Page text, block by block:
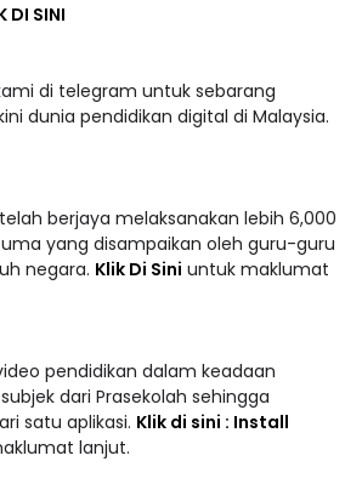
DI SINI
di telegram untuk sebarang
dunia pendidikan digital di Malaysia.
berjaya melaksanakan lebih 6,000
yang disampaikan oleh guru-guru
negara. Klik Di Sini untuk maklumat
pendidikan dalam keadaan
dari Prasekolah sehingga
satu aplikasi. Klik di sini : Install
lanjut.